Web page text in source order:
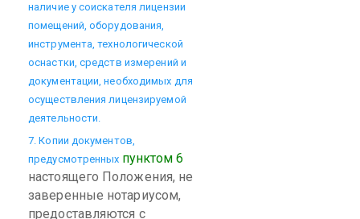
наличие у соискателя лицензии
помещений, оборудования,
инструмента, технологической
оснастки, средств измерений и
документации, необходимых для
осуществления лицензируемой
деятельности.
7. Копии документов,
предусмотренных пунктом 6
настоящего Положения, не
заверенные нотариусом,
предоставляются с